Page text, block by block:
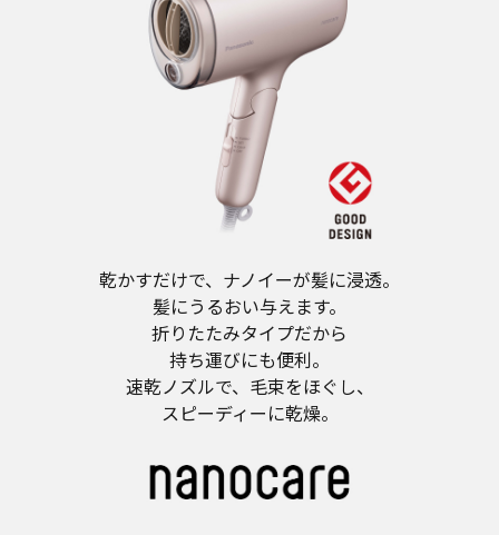
乾かすだけで、ナノイーが髪に浸透。
髪にうるおい与えます。
折りたたみタイプだから
持ち運びにも便利。
速乾ノズルで、毛束をほぐし、
スピーディーに乾燥。